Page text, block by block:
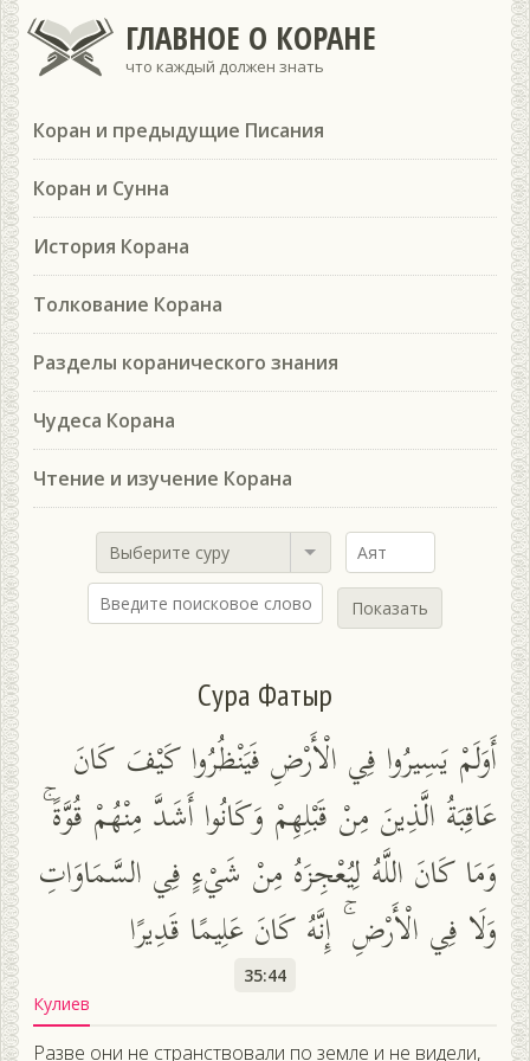
ГЛАВНОЕ О КОРАНЕ
что каждый должен знать
Коран и предыдущие Писания
Коран и Сунна
История Корана
Толкование Корана
Разделы коранического знания
Чудеса Корана
Чтение и изучение Корана
Выберите суру
Показать
Сура Фатыр
أَوَلَمْ يَسِيرُوا فِي الْأَرْضِ فَيَنْظُرُوا كَيْفَ كَانَ
عَاقِبَةُ الَّذِينَ مِنْ قَبْلِهِمْ وَكَانُوا أَشَدَّ مِنْهُمْ قُوَّةً ۚ
وَمَا كَانَ اللَّهُ لِيُعْجِزَهُ مِنْ شَيْءٍ فِي السَّمَاوَاتِ
وَلَا فِي الْأَرْضِ ۚ إِنَّهُ كَانَ عَلِيمًا قَدِيرًا
35:44
Кулиев
Разве они не странствовали по земле и не видели,